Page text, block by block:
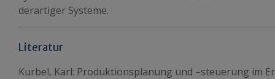
derartiger Systeme.
Literatur
Kurbel, Karl: Produktionsplanung und –steuerung im